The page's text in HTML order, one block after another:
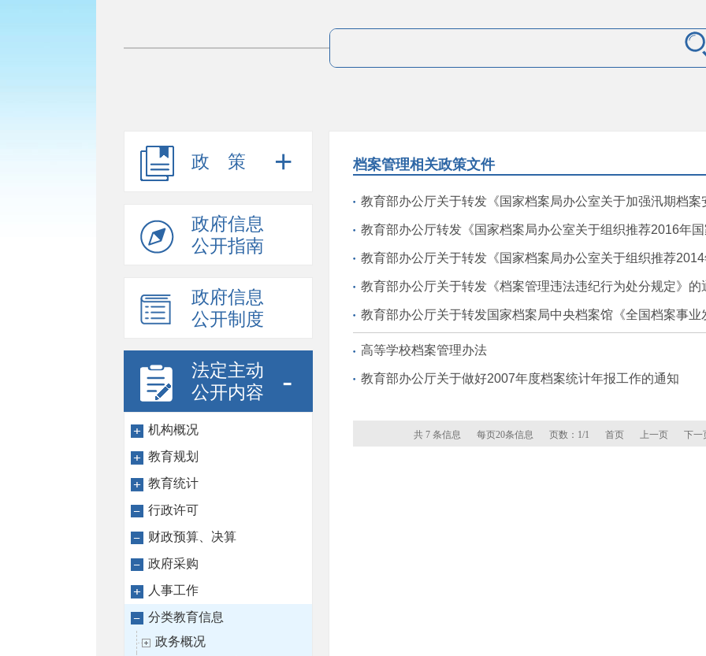
政策
政府信息
公开指南
政府信息
公开制度
法定主动
公开内容
机构概况
教育规划
教育统计
行政许可
财政预算、决算
政府采购
人事工作
分类教育信息
政务概况
档案管理相关政策文件
教育部办公厅关于转发《国家档案局办公室关于加强汛期档案安
教育部办公厅转发《国家档案局办公室关于组织推荐2016年国家档案
教育部办公厅关于转发《国家档案局办公室关于组织推荐2014年国家档案局科
教育部办公厅关于转发《档案管理违法违纪行为处分规定》的
教育部办公厅关于转发国家档案局中央档案馆《全国档案事业
高等学校档案管理办法
教育部办公厅关于做好2007年度档案统计年报工作的通知
共 7 条信息 每页20条信息 页数：1/1 首页 上一页 下一